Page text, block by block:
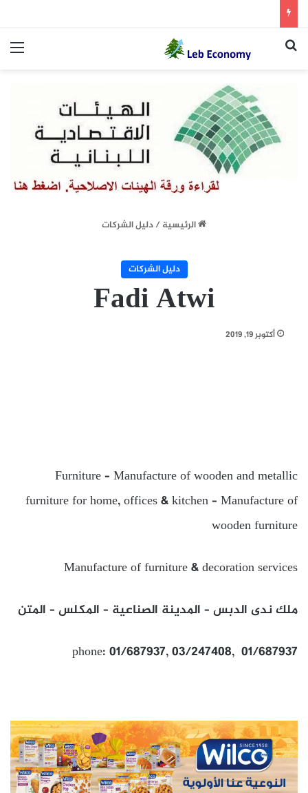
بحث عن
الرئيسية/دليل الشركات
دليل الشركات
Fadi Atwi
أكتوبر 19, 2019
Furniture – Manufacture of wooden and metallic
furniture for home, offices & kitchen – Manufacture of
wooden furniture
Manufacture of furniture & decoration services
ملك ندى الدبس – المدينة الصناعية – المكلس – المتن
phone: 01/687937, 03/247408, 01/687937